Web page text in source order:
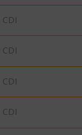
CDI
CDI
CDI
CDI